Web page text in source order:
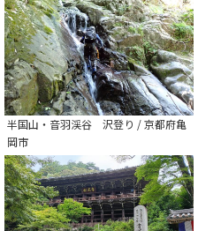
半国山・音羽渓谷 沢登り / 京都府亀
岡市